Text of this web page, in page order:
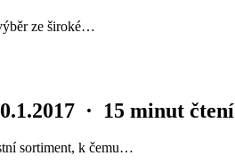
ze široké…
· 15 minut čtení
sortiment, k čemu…